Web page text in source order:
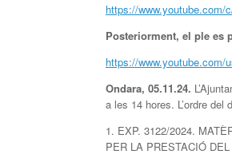
https://www.youtube.com/
Posteriorment, el ple es
https://www.youtube.com/
Ondara, 05.11.24.
a les 14 hores. L’ordre del
1. EXP. 3122/2024.
PER LA PRESTACIÓ